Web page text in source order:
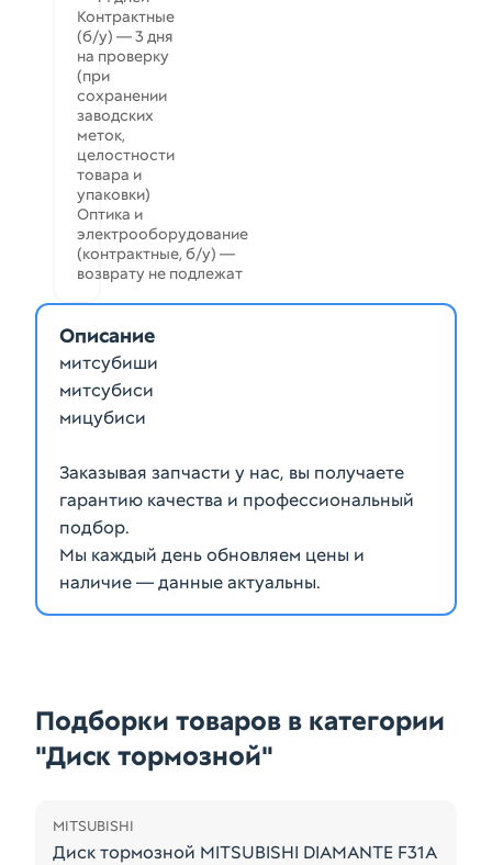
Контрактные
(б/у) — 3 дня
на проверку
(при
сохранении
заводских
меток,
целостности
товара и
упаковки)
Оптика и
электрооборудование
(контрактные, б/у) —
возврату не подлежат
Описание
митсубиши
митсубиси
мицубиси
Заказывая запчасти у нас, вы получаете
гарантию качества и профессиональный
подбор.
Мы каждый день обновляем цены и
наличие — данные актуальны.
Подборки товаров в категории
"Диск тормозной"
MITSUBISHI
Диск тормозной MITSUBISHI DIAMANTE F31A